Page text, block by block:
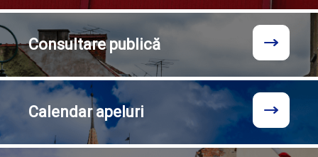
Consultarepublică
Calendarapeluri